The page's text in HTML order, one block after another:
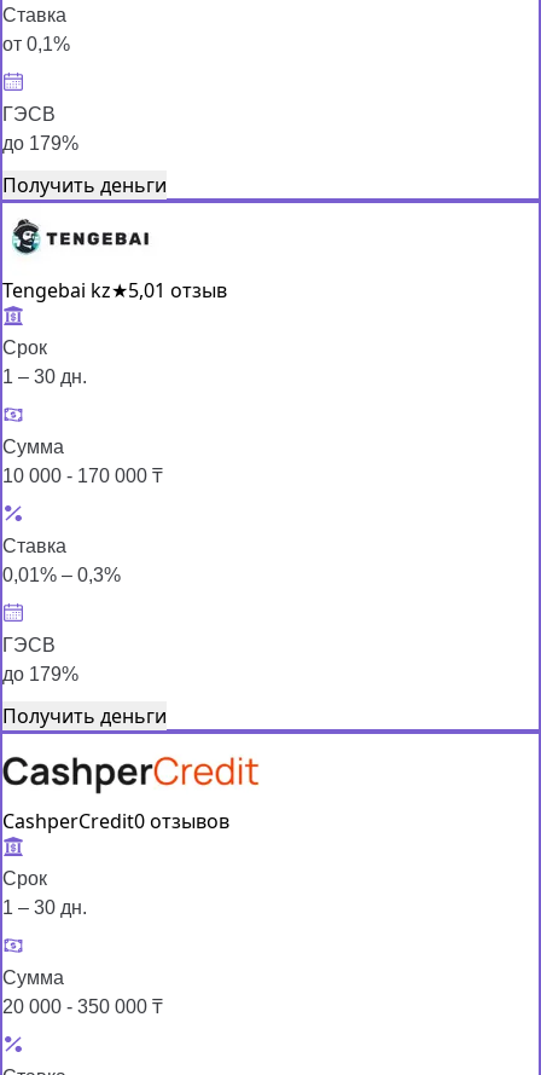
Ставка
от 0,1%
ГЭСВ
до 179%
Получить деньги
Tengebai kz★5,01 отзыв
Срок
1 – 30 дн.
Сумма
10 000 - 170 000 ₸
Ставка
0,01% – 0,3%
ГЭСВ
до 179%
Получить деньги
CashperCredit0 отзывов
Срок
1 – 30 дн.
Сумма
20 000 - 350 000 ₸